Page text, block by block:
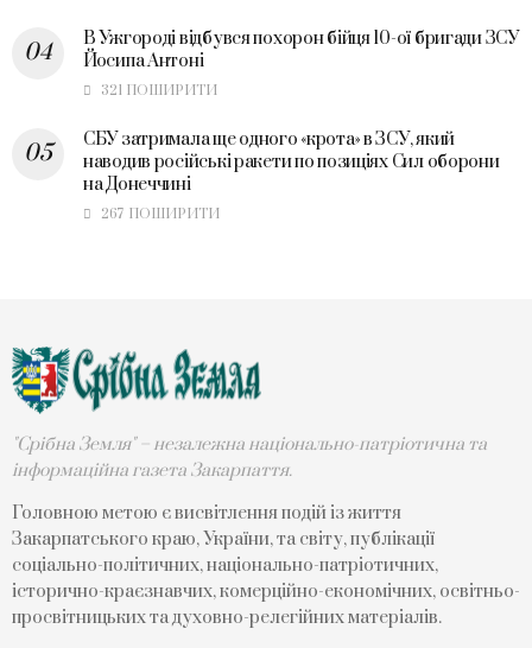
В Ужгороді відбувся похорон бійця 10-ої бригади ЗСУ
Йосипа Антоні
321 ПОШИРИТИ
СБУ затримала ще одного «крота» в ЗСУ, який
наводив російські ракети по позиціях Сил оборони
на Донеччині
267 ПОШИРИТИ
"Срібна Земля" – незалежна національно-патріотична та
інформаційна газета Закарпаття.
Головною метою є висвітлення подій із життя
Закарпатського краю, України, та світу, публікації
соціально-політичних, національно-патріотичних,
історично-краєзнавчих, комерційно-економічних, освітньо-
просвітницьких та духовно-релегійних матеріалів.